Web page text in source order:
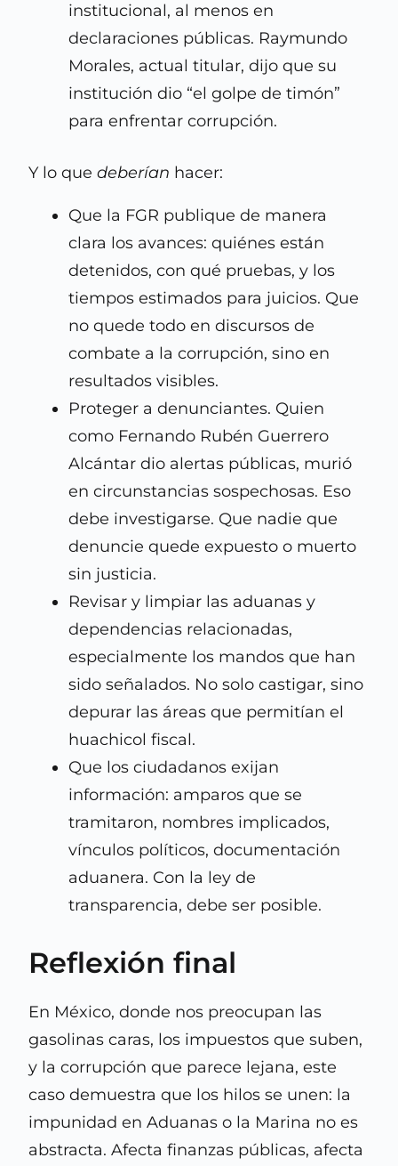
institucional, al menos en
declaraciones públicas. Raymundo
Morales, actual titular, dijo que su
institución dio “el golpe de timón”
para enfrentar corrupción.
Y lo quedeberían hacer:
Que la FGR publique de manera
clara los avances: quiénes están
detenidos, con qué pruebas, y los
tiempos estimados para juicios. Que
no quede todo en discursos de
combate a la corrupción, sino en
resultados visibles.
Proteger a denunciantes. Quien
como Fernando Rubén Guerrero
Alcántar dio alertas públicas, murió
en circunstancias sospechosas. Eso
debe investigarse. Que nadie que
denuncie quede expuesto o muerto
sin justicia.
Revisar y limpiar las aduanas y
dependencias relacionadas,
especialmente los mandos que han
sido señalados. No solo castigar, sino
depurar las áreas que permitían el
huachicol fiscal.
Que los ciudadanos exijan
información: amparos que se
tramitaron, nombres implicados,
vínculos políticos, documentación
aduanera. Con la ley de
transparencia, debe ser posible.
Reflexión final
En México, donde nos preocupan las
gasolinas caras, los impuestos que suben,
y la corrupción que parece lejana, este
caso demuestra que los hilos se unen: la
impunidad en Aduanas o la Marina no es
abstracta. Afecta finanzas públicas, afecta